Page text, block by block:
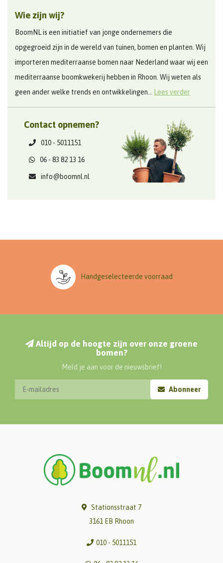
Wie zijn wij?
BoomNL is een initiatief van jonge ondernemers die
opgegroeid zijn in de wereld van tuinen, bomen en planten. Wij
importeren mediterraanse bomen naar Nederland waar wij een
mediterraanse boomkwekerij hebben in Rhoon. Wij weten als
geen ander welke trends en ontwikkelingen... Lees verder
Contact opnemen?
010 - 5011151
06 - 83 82 13 16
info@boomnl.nl
Handgeselecteerde voorraad
Altijd op de hoogte zijn over onze groene
bomen?
Meld je aan voor de nieuwsbrief!
Abonneer
Stationsstraat 7
3161 EB Rhoon
010 - 5011151